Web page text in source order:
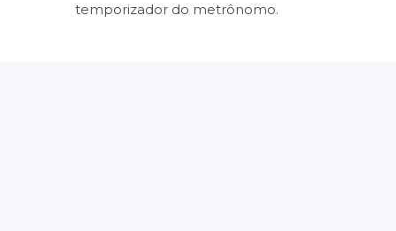
temporizador do metrônomo.